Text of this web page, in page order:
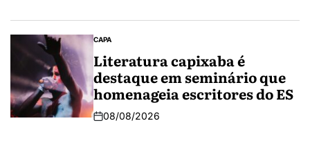
CAPA
Literatura capixaba é
destaque em seminário que
homenageia escritores do ES
08/08/2026